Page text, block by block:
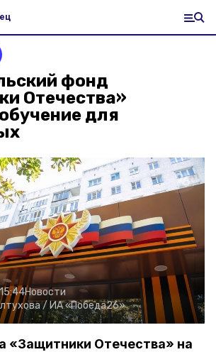
фонд
Отечества»
для
Новости
/ ИА «Победа26»
«Защитники Отечества» на